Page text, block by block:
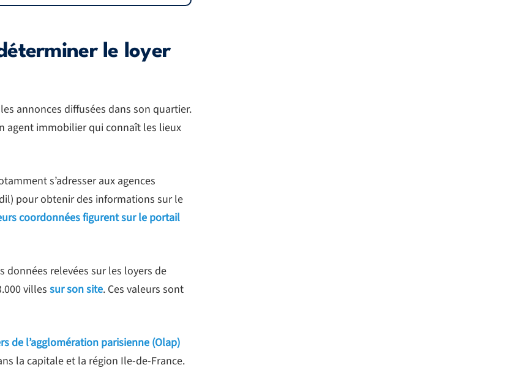
le loyer
annonces diffusées dans son quartier.
agent immobilier qui connaît les lieux
s’adresser aux agences
pour obtenir des informations sur le
coordonnées figurent sur le portail
relevées sur les loyers de
villessur son site. Ces valeurs sont
de l’agglomération parisienne (Olap)
la capitale et la région Ile-de-France.